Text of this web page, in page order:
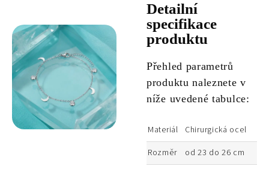
Detailní
specifikace
produktu
Přehled parametrů
produktu naleznete v
níže uvedené tabulce:
Materiál
Chirurgická ocel
Rozměr
od 23 do 26 cm